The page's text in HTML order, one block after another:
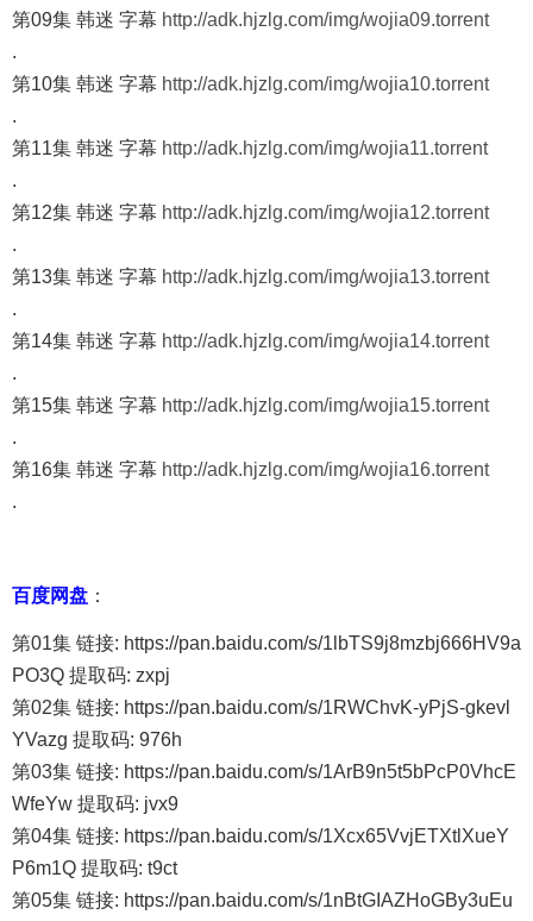
第09集 韩迷 字幕 http://adk.hjzlg.com/img/wojia09.torrent
.
第10集 韩迷 字幕 http://adk.hjzlg.com/img/wojia10.torrent
.
第11集 韩迷 字幕 http://adk.hjzlg.com/img/wojia11.torrent
.
第12集 韩迷 字幕 http://adk.hjzlg.com/img/wojia12.torrent
.
第13集 韩迷 字幕 http://adk.hjzlg.com/img/wojia13.torrent
.
第14集 韩迷 字幕 http://adk.hjzlg.com/img/wojia14.torrent
.
第15集 韩迷 字幕 http://adk.hjzlg.com/img/wojia15.torrent
.
第16集 韩迷 字幕 http://adk.hjzlg.com/img/wojia16.torrent
.
百度网盘 ：
第01集 链接: https://pan.baidu.com/s/1lbTS9j8mzbj666HV9a
PO3Q 提取码: zxpj
第02集 链接: https://pan.baidu.com/s/1RWChvK-yPjS-gkevl
YVazg 提取码: 976h
第03集 链接: https://pan.baidu.com/s/1ArB9n5t5bPcP0VhcE
WfeYw 提取码: jvx9
第04集 链接: https://pan.baidu.com/s/1Xcx65VvjETXtlXueY
P6m1Q 提取码: t9ct
第05集 链接: https://pan.baidu.com/s/1nBtGIAZHoGBy3uEu